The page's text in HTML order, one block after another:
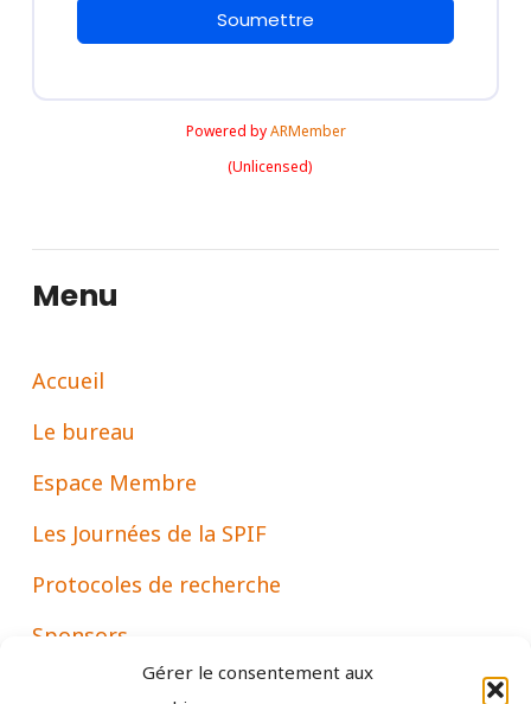
Gérer le consentement aux
Soumettre
Powered byARMember
(Unlicensed)
Menu
Accueil
Le bureau
Espace Membre
Les Journées de la SPIF
Protocoles de recherche
Sponsors
Associations